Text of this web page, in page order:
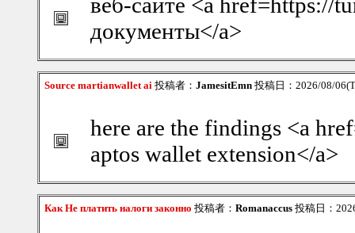
документы</a>
Source martianwallet ai 投稿者： JamesitEmn 投稿日：2026/08/
here are the findings <a
aptos wallet extension</a>
Как Не платить налоги законно 投稿者： Romanaccus 投稿日：